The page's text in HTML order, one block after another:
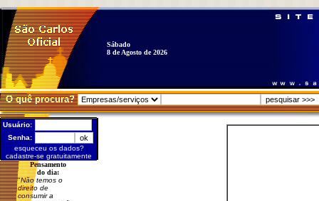
Sábado
8 de Agosto de 2026
O quê procura?
Usuário:
Senha:
esqueceu os dados?
cadastre-se gratuitamente
Pensamento
do dia:
"Não temos o
direito de
consumir a